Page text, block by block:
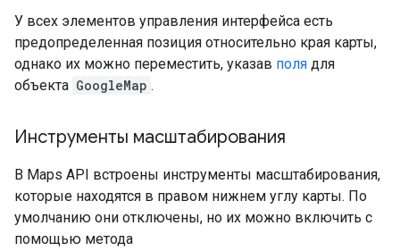
У всех элементов управления интерфейса есть
предопределенная позиция относительно края карты,
однако их можно переместить, указав поля для
объекта GoogleMap .
Инструменты масштабирования
В Maps API встроены инструменты масштабирования,
которые находятся в правом нижнем углу карты. По
умолчанию они отключены, но их можно включить с
помощью метода